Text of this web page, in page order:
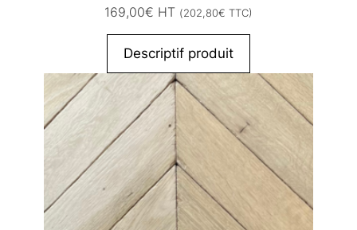
169,00€ HT (202,80€ TTC)
Descriptif produit